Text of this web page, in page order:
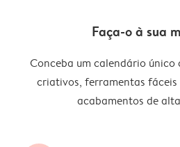
Faça-o à sua
Conceba um calendário único
criativos, ferramentas fáceis
acabamentos de